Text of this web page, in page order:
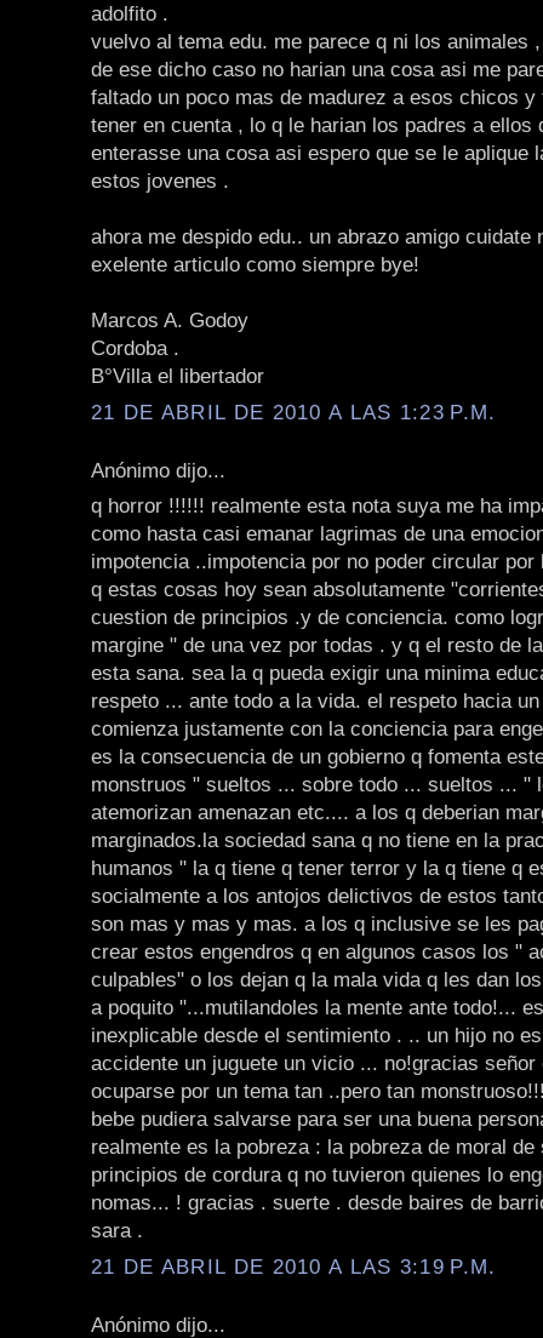
adolfito .
vuelvo al tema edu. me parece q ni los animales
de ese dicho caso no harian una cosa asi me
faltado un poco mas de madurez a esos chicos y
tener en cuenta , lo q le harian los padres a ellos
enterasse una cosa asi espero que se le aplique
estos jovenes .
ahora me despido edu.. un abrazo amigo cuidate
exelente articulo como siempre bye!
Marcos A. Godoy
Cordoba .
B°Villa el libertador
21 DE ABRIL DE 2010 A LAS 1:23 P.M.
Anónimo dijo...
q horror !!!!!! realmente esta nota suya me ha
como hasta casi emanar lagrimas de una
impotencia ..impotencia por no poder circular por
q estas cosas hoy sean absolutamente
cuestion de principios .y de conciencia. como
margine " de una vez por todas . y q el resto de
esta sana. sea la q pueda exigir una minima
respeto ... ante todo a la vida. el respeto hacia
comienza justamente con la conciencia para
es la consecuencia de un gobierno q fomenta
monstruos " sueltos ... sobre todo ... sueltos ... "
atemorizan amenazan etc.... a los q deberian
marginados.la sociedad sana q no tiene en la
humanos " la q tiene q tener terror y la q tiene q
socialmente a los antojos delictivos de estos
son mas y mas y mas. a los q inclusive se les
crear estos engendros q en algunos casos los "
culpables" o los dejan q la mala vida q les dan
a poquito "...mutilandoles la mente ante todo!...
inexplicable desde el sentimiento . .. un hijo no
accidente un juguete un vicio ... no!gracias
ocuparse por un tema tan ..pero tan
bebe pudiera salvarse para ser una buena
realmente es la pobreza : la pobreza de moral de
principios de cordura q no tuvieron quienes lo
nomas... ! gracias . suerte . desde baires de
sara .
21 DE ABRIL DE 2010 A LAS 3:19 P.M.
Anónimo dijo...